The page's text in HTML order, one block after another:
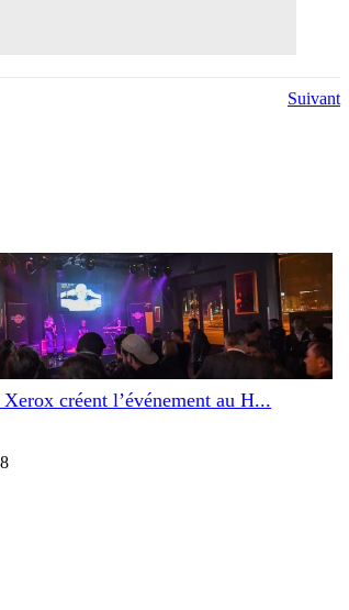
Suivant
créent l’événement au H...